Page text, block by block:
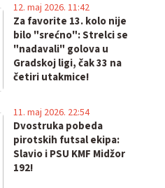
Za favorite 13. kolo nije
bilo "srećno": Strelci se
"nadavali" golova u
Gradskoj ligi, čak 33 na
četiri utakmice!
12. maj 2026. 11:42
Dvostruka pobeda
pirotskih futsal ekipa:
Slavio i PSU KMF Midžor
192!
11. maj 2026. 22:54